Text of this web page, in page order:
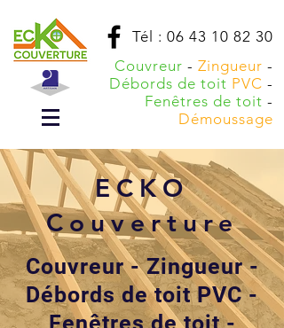
Tél : 06 43 10 82 30
Couvreur - Zingueur -
Débords de toit PVC -
Fenêtres de toit -
Démoussage
ECKO
Couverture
Couvreur - Zingueur -
Débords de toit PVC -